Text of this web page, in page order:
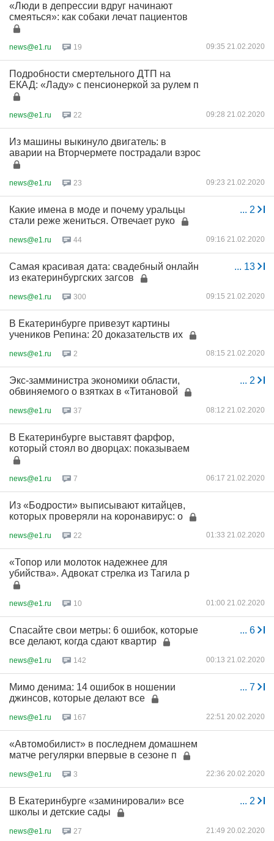
«Люди в депрессии вдруг начинают
смеяться»: как собаки лечат пациентов
news@e1.ru 19 09:35 21.02.2020
Подробности смертельного ДТП на
ЕКАД: «Ладу» с пенсионеркой за рулем п
news@e1.ru 22 09:28 21.02.2020
Из машины выкинуло двигатель: в
аварии на Вторчермете пострадали взрос
news@e1.ru 23 09:23 21.02.2020
... 2
Какие имена в моде и почему уральцы
стали реже жениться. Отвечает руко
news@e1.ru 44 09:16 21.02.2020
... 13
Самая красивая дата: свадебный онлайн
из екатеринбургских загсов
news@e1.ru 300 09:15 21.02.2020
В Екатеринбурге привезут картины
учеников Репина: 20 доказательств их
news@e1.ru 2 08:15 21.02.2020
... 2
Экс-замминистра экономики области,
обвиняемого о взятках в «Титановой
news@e1.ru 37 08:12 21.02.2020
В Екатеринбурге выставят фарфор,
который стоял во дворцах: показываем
news@e1.ru 7 06:17 21.02.2020
Из «Бодрости» выписывают китайцев,
которых проверяли на коронавирус: о
news@e1.ru 22 01:33 21.02.2020
«Топор или молоток надежнее для
убийства». Адвокат стрелка из Тагила р
news@e1.ru 10 01:00 21.02.2020
... 6
Спасайте свои метры: 6 ошибок, которые
все делают, когда сдают квартир
news@e1.ru 142 00:13 21.02.2020
... 7
Мимо денима: 14 ошибок в ношении
джинсов, которые делают все
news@e1.ru 167 22:51 20.02.2020
«Автомобилист» в последнем домашнем
матче регулярки впервые в сезоне п
news@e1.ru 3 22:36 20.02.2020
... 2
В Екатеринбурге «заминировали» все
школы и детские сады
news@e1.ru 27 21:49 20.02.2020